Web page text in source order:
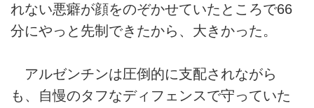
れない悪癖が顔をのぞかせていたところで66
分にやっと先制できたから、大きかった。
アルゼンチンは圧倒的に支配されながら
も、自慢のタフなディフェンスで守っていた